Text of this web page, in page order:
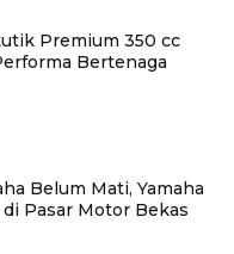
Premium 350 cc
Bertenaga
Belum Mati, Yamaha
Pasar Motor Bekas